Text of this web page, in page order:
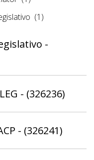
(1)
-
- (326236)
- (326241)